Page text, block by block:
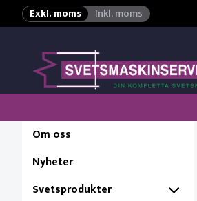
Exkl. moms Inkl. moms
Om oss
Nyheter
Svetsprodukter